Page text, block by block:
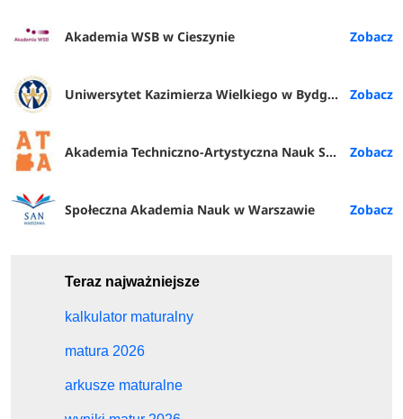
Akademia WSB w Cieszynie
Uniwersytet Kazimierza Wielkiego w Bydgoszczy
Akademia Techniczno-Artystyczna Nauk Stosowanych w Warszawie
Społeczna Akademia Nauk w Warszawie
Teraz najważniejsze
kalkulator maturalny
matura 2026
arkusze maturalne